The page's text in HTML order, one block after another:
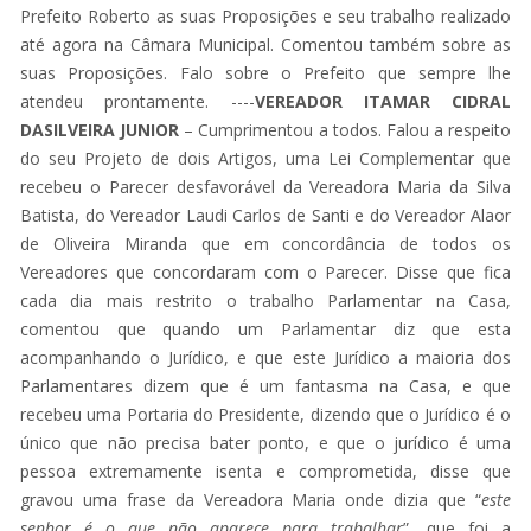
Prefeito Roberto as suas Proposições e seu trabalho realizado
até agora na Câmara Municipal. Comentou também sobre as
suas Proposições. Falo sobre o Prefeito que sempre lhe
atendeu prontamente. ----VEREADOR ITAMAR CIDRAL
DASILVEIRA JUNIOR – Cumprimentou a todos. Falou a respeito
do seu Projeto de dois Artigos, uma Lei Complementar que
recebeu o Parecer desfavorável da Vereadora Maria da Silva
Batista, do Vereador Laudi Carlos de Santi e do Vereador Alaor
de Oliveira Miranda que em concordância de todos os
Vereadores que concordaram com o Parecer. Disse que fica
cada dia mais restrito o trabalho Parlamentar na Casa,
comentou que quando um Parlamentar diz que esta
acompanhando o Jurídico, e que este Jurídico a maioria dos
Parlamentares dizem que é um fantasma na Casa, e que
recebeu uma Portaria do Presidente, dizendo que o Jurídico é o
único que não precisa bater ponto, e que o jurídico é uma
pessoa extremamente isenta e comprometida, disse que
gravou uma frase da Vereadora Maria onde dizia que “este